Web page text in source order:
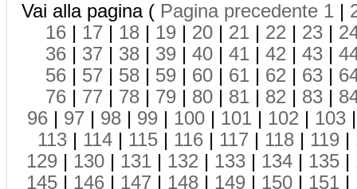
Vai alla pagina ( Pagina precedente 1 |
16 | 17 | 18 | 19 | 20 | 21 | 22 | 23 |
36 | 37 | 38 | 39 | 40 | 41 | 42 | 43 |
56 | 57 | 58 | 59 | 60 | 61 | 62 | 63 |
76 | 77 | 78 | 79 | 80 | 81 | 82 | 83 |
96 | 97 | 98 | 99 | 100 | 101 | 102 | 103
113 | 114 | 115 | 116 | 117 | 118 | 119 |
129 | 130 | 131 | 132 | 133 | 134 | 135 |
145 | 146 | 147 | 148 | 149 | 150 | 151 |